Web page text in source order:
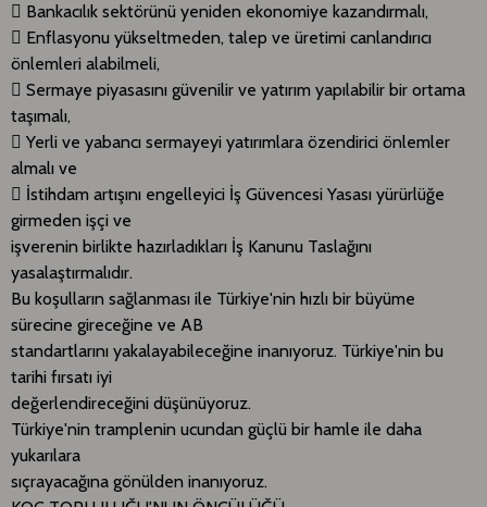
 Bankacılık sektörünü yeniden ekonomiye kazandırmalı,
 Enflasyonu yükseltmeden, talep ve üretimi canlandırıcı
önlemleri alabilmeli,
 Sermaye piyasasını güvenilir ve yatırım yapılabilir bir ortama
taşımalı,
 Yerli ve yabancı sermayeyi yatırımlara özendirici önlemler
almalı ve
 İstihdam artışını engelleyici İş Güvencesi Yasası yürürlüğe
girmeden işçi ve
işverenin birlikte hazırladıkları İş Kanunu Taslağını
yasalaştırmalıdır.
Bu koşulların sağlanması ile Türkiye'nin hızlı bir büyüme
sürecine gireceğine ve AB
standartlarını yakalayabileceğine inanıyoruz. Türkiye'nin bu
tarihi fırsatı iyi
değerlendireceğini düşünüyoruz.
Türkiye'nin tramplenin ucundan güçlü bir hamle ile daha
yukarılara
sıçrayacağına gönülden inanıyoruz.